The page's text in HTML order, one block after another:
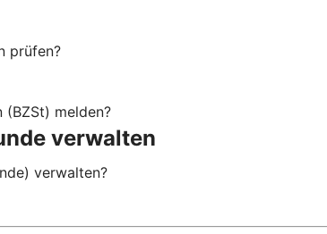
prüfen?
(BZSt) melden?
verwalten
verwalten?